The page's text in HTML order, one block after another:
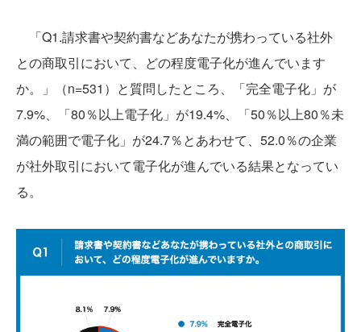
「Q1.請求書や契約書などあなたが携わっている社外
との商取引において、どの程度電子化が進んでいます
か。」（n=531）と質問したところ、「完全電子化」が
7.9%、「80％以上電子化」が19.4%、「50％以上80％未
満の範囲で電子化」が24.7％とあわせて、52.0％の企業
が社外取引において電子化が進んでいる結果となってい
る。